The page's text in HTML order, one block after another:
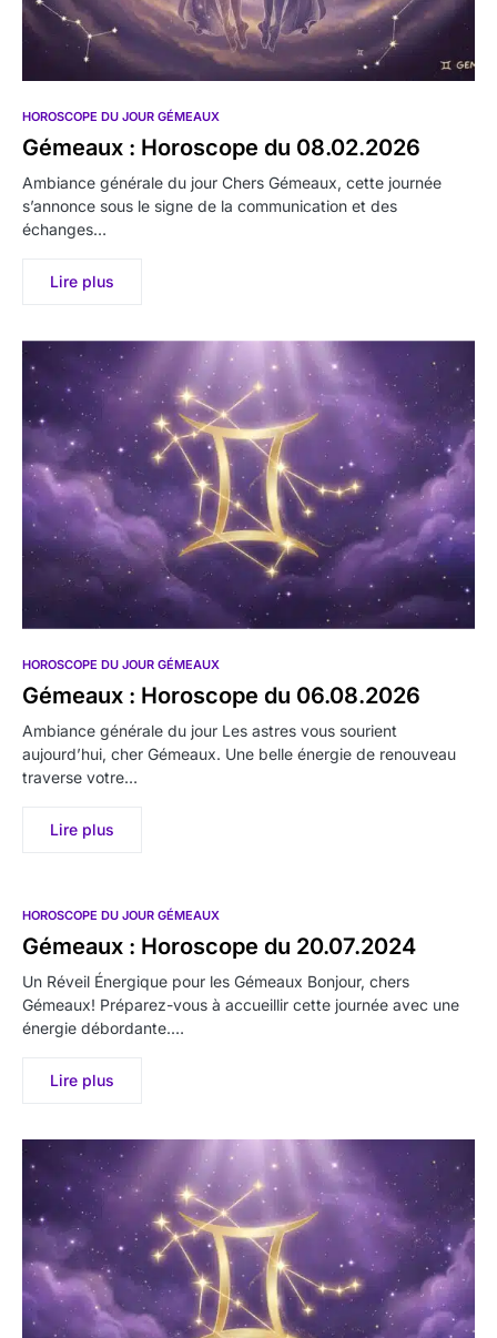
HOROSCOPE DU JOUR GÉMEAUX
Gémeaux : Horoscope du 08.02.2026
Ambiance générale du jour Chers Gémeaux, cette journée
s’annonce sous le signe de la communication et des
échanges…
Lire plus
HOROSCOPE DU JOUR GÉMEAUX
Gémeaux : Horoscope du 06.08.2026
Ambiance générale du jour Les astres vous sourient
aujourd’hui, cher Gémeaux. Une belle énergie de renouveau
traverse votre…
Lire plus
HOROSCOPE DU JOUR GÉMEAUX
Gémeaux : Horoscope du 20.07.2024
Un Réveil Énergique pour les Gémeaux Bonjour, chers
Gémeaux! Préparez-vous à accueillir cette journée avec une
énergie débordante.…
Lire plus